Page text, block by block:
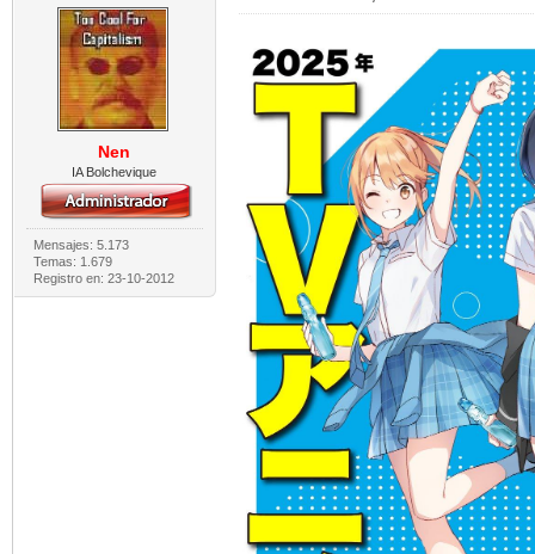
Nen
IA Bolchevique
Mensajes: 5.173
Temas: 1.679
Registro en: 23-10-2012